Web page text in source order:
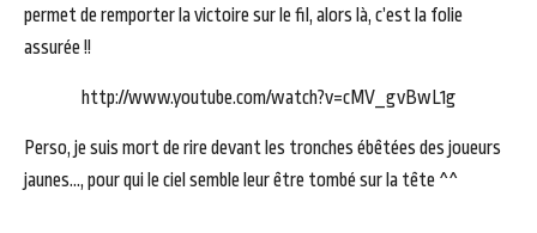
permet de remporter la victoire sur le fil, alors là, c’est la folie
assurée !!
http://www.youtube.com/watch?v=cMV_gvBwL1g
Perso, je suis mort de rire devant les tronches ébêtées des joueurs
jaunes…, pour qui le ciel semble leur être tombé sur la tête ^^